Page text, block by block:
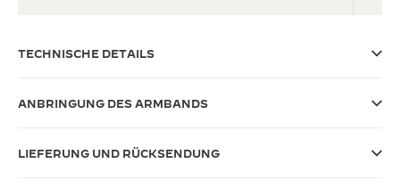
TECHNISCHE DETAILS
ANBRINGUNG DES ARMBANDS
LIEFERUNG UND RÜCKSENDUNG